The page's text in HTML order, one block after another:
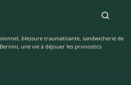
blessure traumatisante, sandwicherie de
une vie à déjouer les pronostics